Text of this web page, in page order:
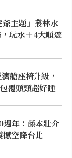
爺主題」叢林水
玩水＋4大順遊
艙座椅升級，
覆頭頸超好睡
週年：藤本壯介
撼空降台北